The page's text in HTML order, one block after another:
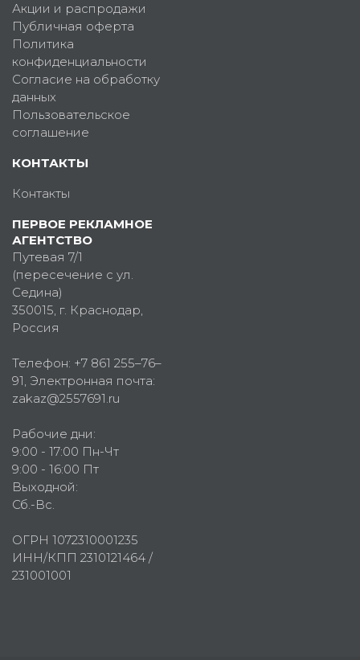
Акции и распродажи
Публичная оферта
Политика
конфиденциальности
Согласие на обработку
данных
Пользовательское
соглашение
КОНТАКТЫ
Контакты
ПЕРВОЕ РЕКЛАМНОЕ
АГЕНТСТВО
Путевая 7/1
(пересечение с ул.
Седина)
350015, г. Краснодар,
Россия
Телефон: +7 861 255–76–
91, Электронная почта:
zakaz@2557691.ru
Рабочие дни:
9:00 - 17:00 Пн-Чт
9:00 - 16:00 Пт
Выходной:
Сб.-Вс.
ОГРН 1072310001235
ИНН/КПП 2310121464 /
231001001